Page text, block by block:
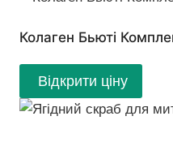
Колаген Бьюті
Відкрити ціну